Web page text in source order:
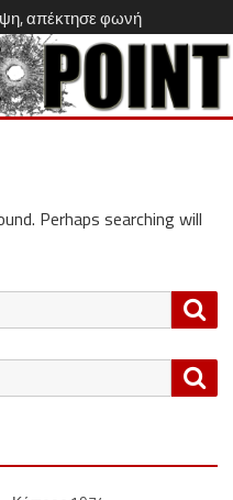
απέκτησε φωνή
Perhaps searching will